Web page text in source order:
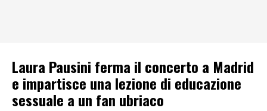
Laura Pausini ferma il concerto a Madrid
e impartisce una lezione di educazione
sessuale a un fan ubriaco